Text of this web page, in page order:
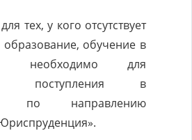
тех, у кого отсутствует
обучение в
необходимо для
поступления в
по направлению